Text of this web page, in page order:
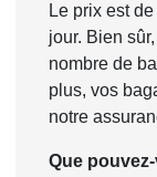
Le prix est
jour. Bien
nombre de
plus, vos
notre
Que